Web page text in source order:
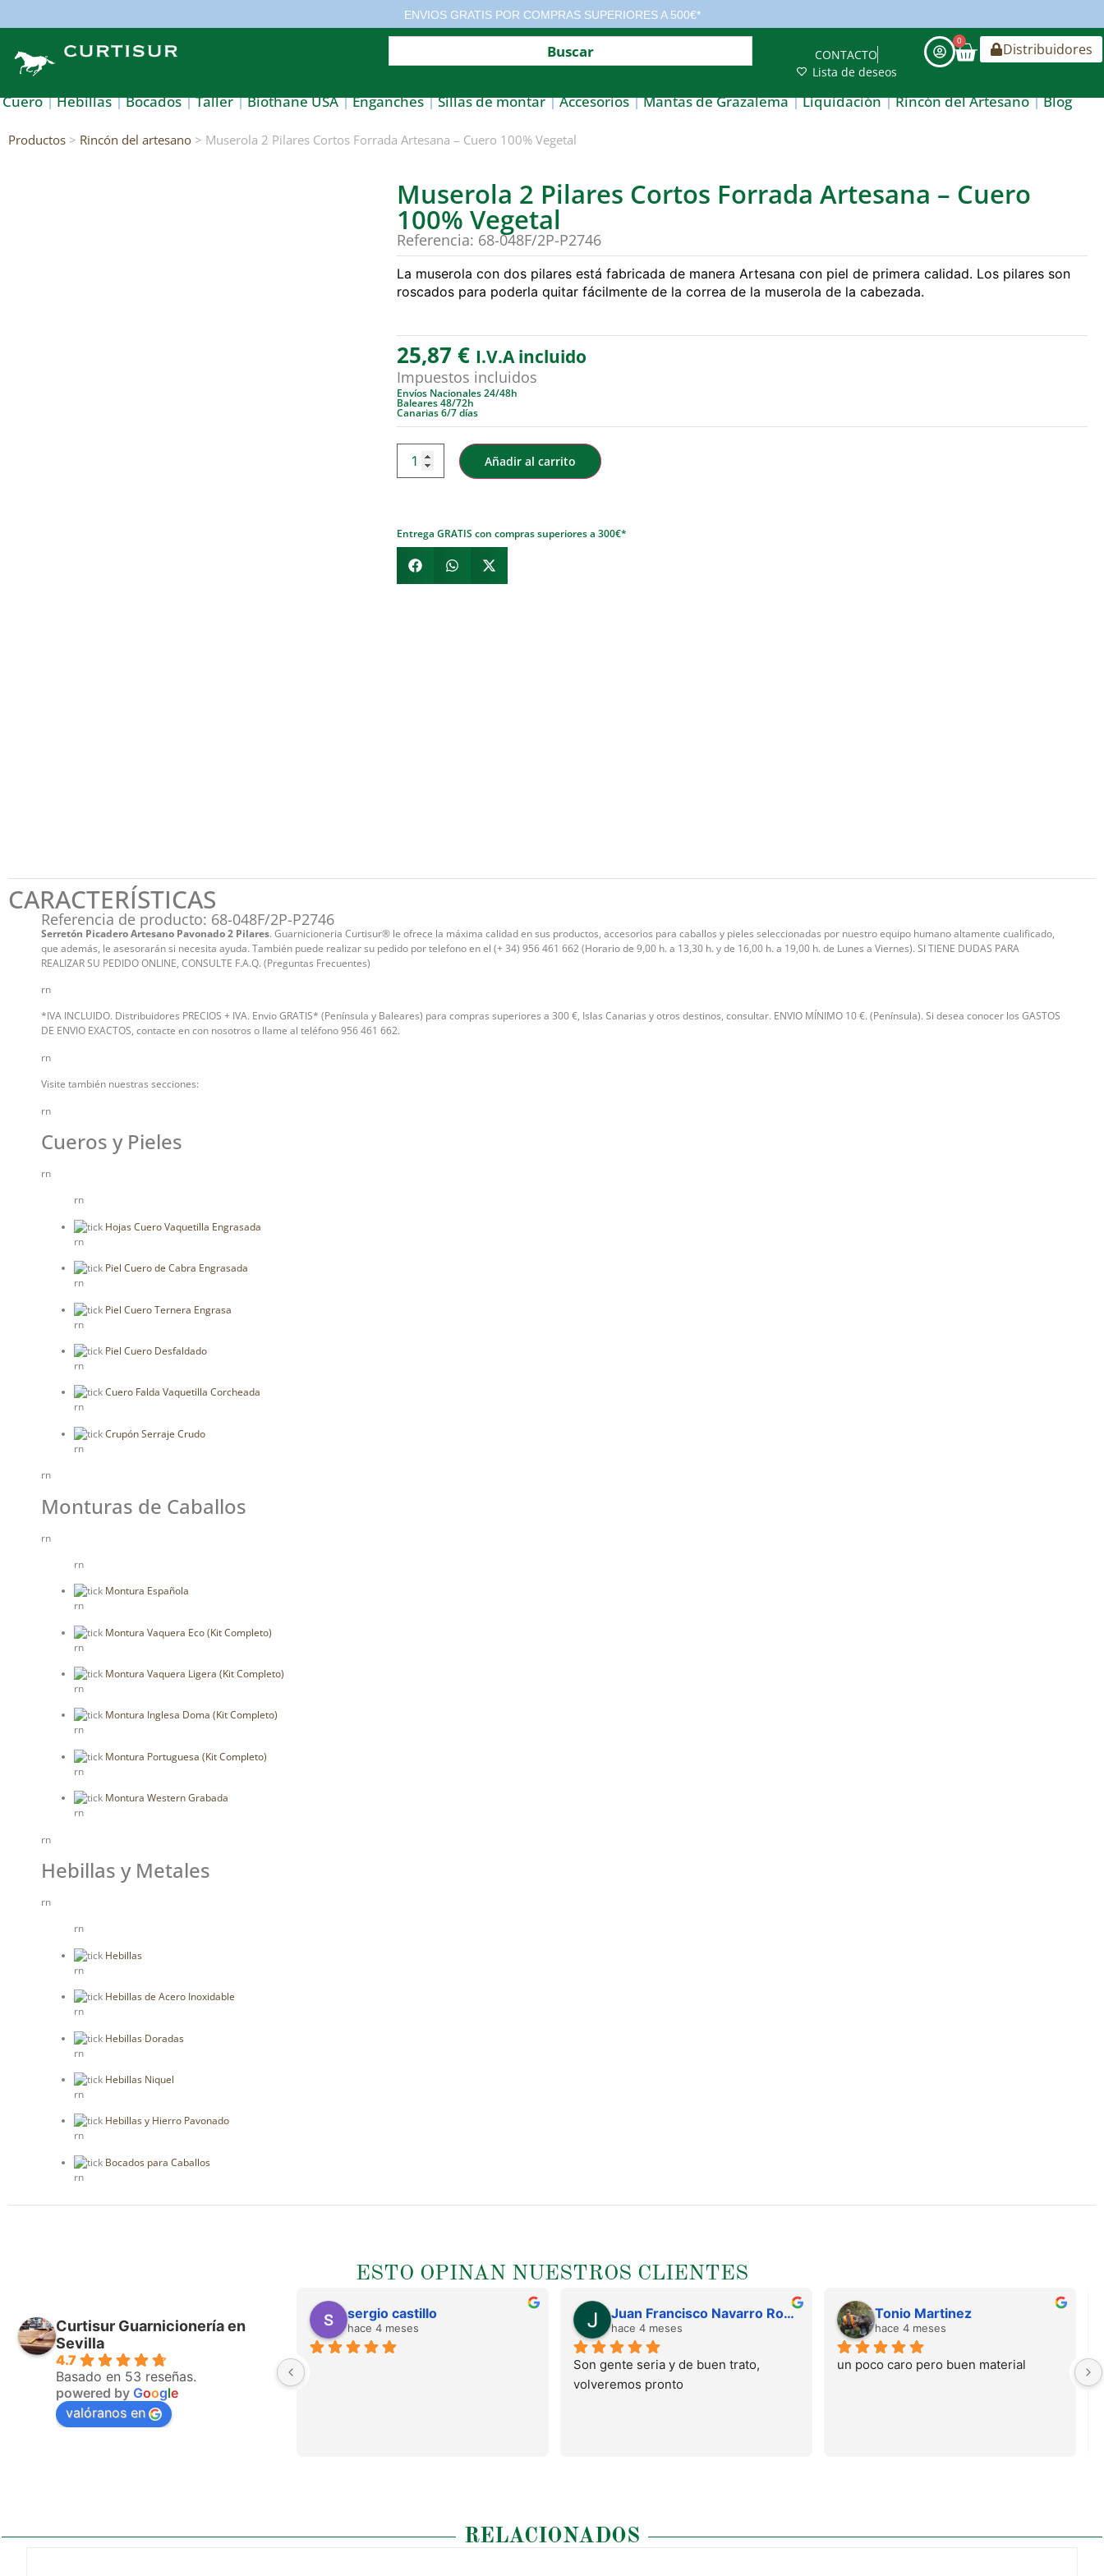
ENVIOS GRATIS POR COMPRAS SUPERIORES A 500€*
CONTACTO
Lista de deseos
0 Distribuidores
Cuero Hebillas Bocados Taller Biothane USA Enganches Sillas de montar Accesorios Mantas de Grazalema Liquidación Rincón del Artesano Blog
Productos > Rincón del artesano > Muserola 2 Pilares Cortos Forrada Artesana – Cuero 100% Vegetal
Muserola 2 Pilares Cortos Forrada Artesana – Cuero
100% Vegetal
Referencia: 68-048F/2P-P2746
La muserola con dos pilares está fabricada de manera Artesana con piel de primera calidad. Los pilares son
roscados para poderla quitar fácilmente de la correa de la muserola de la cabezada.
25,87€ I.V.A incluido
Impuestos incluidos
Envíos Nacionales 24/48h
Baleares 48/72h
Canarias 6/7 días
Añadir al carrito
Entrega GRATIS con compras superiores a 300€*
CARACTERÍSTICAS
Referencia de producto: 68-048F/2P-P2746
Serretón Picadero Artesano Pavonado 2 Pilares. Guarnicioneria Curtisur® le ofrece la máxima calidad en sus productos, accesorios para caballos y pieles seleccionadas por nuestro equipo humano altamente cualificado,
que además, le asesorarán si necesita ayuda. También puede realizar su pedido por telefono en el (+ 34) 956 461 662 (Horario de 9,00 h. a 13,30 h. y de 16,00 h. a 19,00 h. de Lunes a Viernes). SI TIENE DUDAS PARA
REALIZAR SU PEDIDO ONLINE, CONSULTE F.A.Q. (Preguntas Frecuentes)
rn
*IVA INCLUIDO. Distribuidores PRECIOS + IVA. Envio GRATIS* (Península y Baleares) para compras superiores a 300 €, Islas Canarias y otros destinos, consultar. ENVIO MÍNIMO 10 €. (Península). Si desea conocer los GASTOS
DE ENVIO EXACTOS, contacte en con nosotros o llame al teléfono 956 461 662.
rn
Visite también nuestras secciones:
rn
Cueros y Pieles
rn
rn
Hojas Cuero Vaquetilla Engrasada
rn
Piel Cuero de Cabra Engrasada
rn
Piel Cuero Ternera Engrasa
rn
Piel Cuero Desfaldado
rn
Cuero Falda Vaquetilla Corcheada
rn
Crupón Serraje Crudo
rn
rn
Monturas de Caballos
rn
rn
Montura Española
rn
Montura Vaquera Eco (Kit Completo)
rn
Montura Vaquera Ligera (Kit Completo)
rn
Montura Inglesa Doma (Kit Completo)
rn
Montura Portuguesa (Kit Completo)
rn
Montura Western Grabada
rn
rn
Hebillas y Metales
rn
rn
Hebillas
rn
Hebillas de Acero Inoxidable
rn
Hebillas Doradas
rn
Hebillas Niquel
rn
Hebillas y Hierro Pavonado
rn
Bocados para Caballos
rn
ESTO OPINAN NUESTROS CLIENTES
Curtisur Guarnicionería en
Sevilla
4.7
Basado en 53 reseñas.
powered by Google
valóranos en
sergio castillo
hace 4 meses
Juan Francisco Navarro Roman
hace 4 meses
Son gente seria y de buen trato,
volveremos pronto
Tonio Martinez
hace 4 meses
un poco caro pero buen material
RELACIONADOS